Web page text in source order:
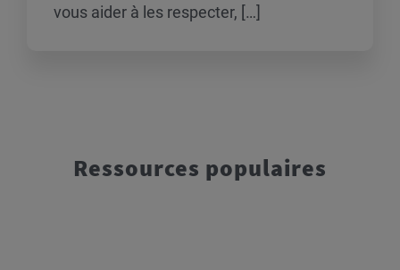
vous aider à les respecter, […]
Ressources populaires